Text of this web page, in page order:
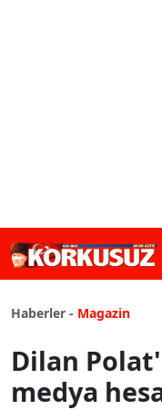
Haberler - Magazin
Dilan
medya